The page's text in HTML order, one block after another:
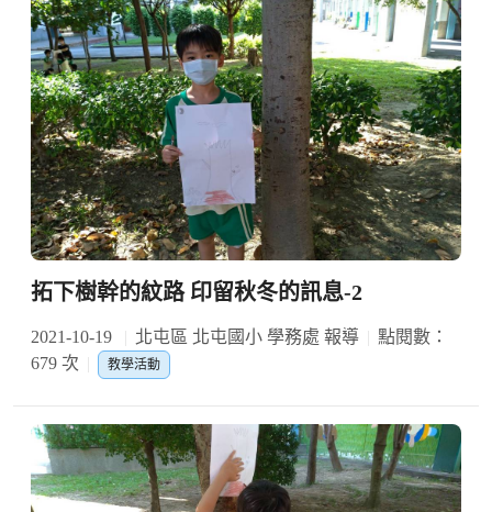
拓下樹幹的紋路 印留秋冬的訊息-2
2021-10-19 北屯區 北屯國小 學務處 報導
點閱數：
679 次
教學活動